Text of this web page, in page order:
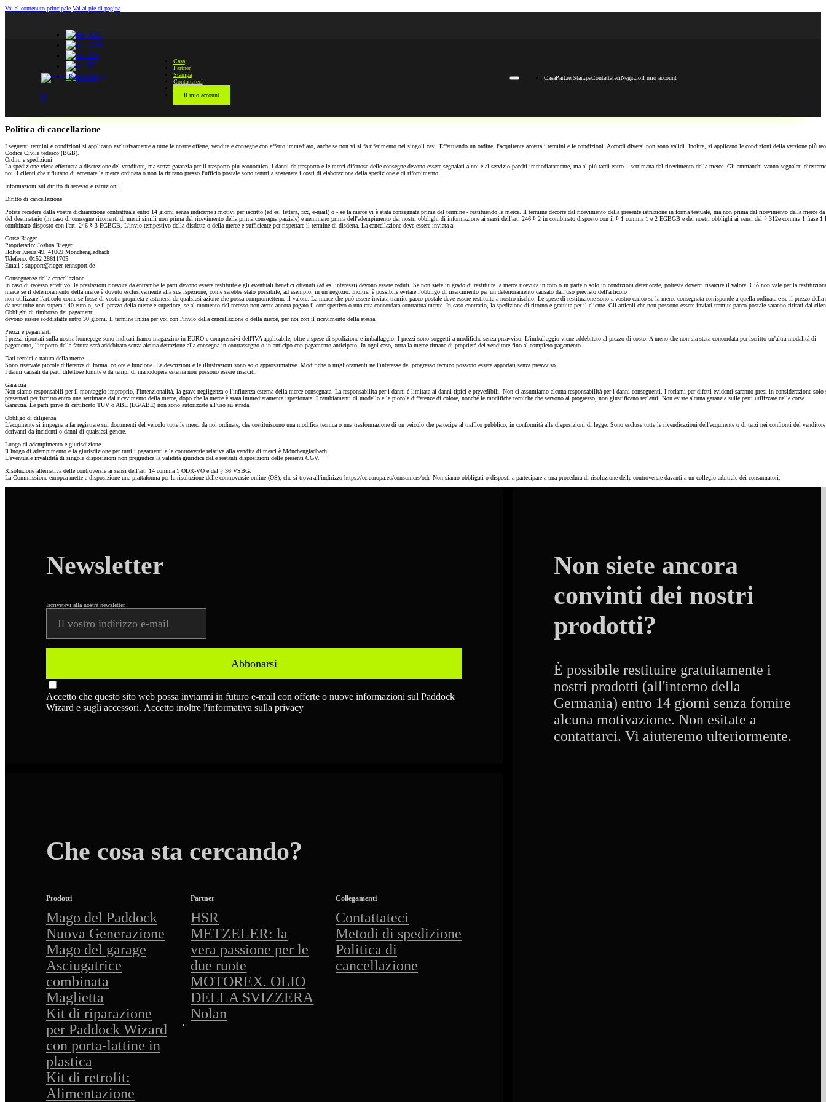
Vai al contenuto principale Vai al piè di pagina
0
Casa
Partner
Stampa
Contattateci
Il mio account
CasaPartnerStampaContattateciNegozioIl mio account
Politica di cancellazione
I seguenti termini e condizioni si applicano esclusivamente a tutte le nostre offerte, vendite e consegne con effetto immediato, anche se non vi si fa riferimento nei singoli casi. Effettuando un ordine, l'acquirente accetta i termini e le condizioni. Accordi diversi non sono validi. Inoltre, si applicano le condizioni della versione più
Codice Civile tedesco (BGB).
Ordini e spedizioni
La spedizione viene effettuata a discrezione del venditore, ma senza garanzia per il trasporto più economico. I danni da trasporto e le merci difettose delle consegne devono essere segnalati a noi e al servizio pacchi immediatamente, ma al più tardi entro 1 settimana dal ricevimento della merce. Gli ammanchi vanno segnalati
noi. I clienti che rifiutano di accettare la merce ordinata o non la ritirano presso l'ufficio postale sono tenuti a sostenere i costi di elaborazione della spedizione e di rifornimento.
Informazioni sul diritto di recesso e istruzioni:
Diritto di cancellazione
Potete recedere dalla vostra dichiarazione contrattuale entro 14 giorni senza indicarne i motivi per iscritto (ad es. lettera, fax, e-mail) o - se la merce vi è stata consegnata prima del termine - restituendo la merce. Il termine decorre dal ricevimento della presente istruzione in forma testuale, ma non prima del ricevimento della merce da
del destinatario (in caso di consegne ricorrenti di merci simili non prima del ricevimento della prima consegna parziale) e nemmeno prima dell'adempimento dei nostri obblighi di informazione ai sensi dell'art. 246 § 2 in combinato disposto con il § 1 comma 1 e 2 EGBGB e dei nostri obblighi ai sensi del § 312e comma 1 frase
combinato disposto con l'art. 246 § 3 EGBGB. L'invio tempestivo della disdetta o della merce è sufficiente per rispettare il termine di disdetta. La cancellazione deve essere inviata a:
Corse Rieger
Proprietario: Joshua Rieger
Holter Kreuz 49, 41069 Mönchengladbach
Telefono: 0152 28611705
Email : support@rieger-rennsport.de
Conseguenze della cancellazione
In caso di recesso effettivo, le prestazioni ricevute da entrambe le parti devono essere restituite e gli eventuali benefici ottenuti (ad es. interessi) devono essere ceduti. Se non siete in grado di restituire la merce ricevuta in toto o in parte o solo in condizioni deteriorate, potreste doverci risarcire il valore. Ciò non vale per la
merce se il deterioramento della merce è dovuto esclusivamente alla sua ispezione, come sarebbe stato possibile, ad esempio, in un negozio. Inoltre, è possibile evitare l'obbligo di risarcimento per un deterioramento causato dall'uso previsto dell'articolo
non utilizzare l'articolo come se fosse di vostra proprietà e astenersi da qualsiasi azione che possa comprometterne il valore. La merce che può essere inviata tramite pacco postale deve essere restituita a nostro rischio. Le spese di restituzione sono a vostro carico se la merce consegnata corrisponde a quella ordinata e se il prezzo della
da restituire non supera i 40 euro o, se il prezzo della merce è superiore, se al momento del recesso non avete ancora pagato il corrispettivo o una rata concordata contrattualmente. In caso contrario, la spedizione di ritorno è gratuita per il cliente. Gli articoli che non possono essere inviati tramite pacco postale saranno ritirati dal
Obblighi di rimborso dei pagamenti
devono essere soddisfatte entro 30 giorni. Il termine inizia per voi con l'invio della cancellazione o della merce, per noi con il ricevimento della stessa.
Prezzi e pagamenti
I prezzi riportati sulla nostra homepage sono indicati franco magazzino in EURO e comprensivi dell'IVA applicabile, oltre a spese di spedizione e imballaggio. I prezzi sono soggetti a modifiche senza preavviso. L'imballaggio viene addebitato al prezzo di costo. A meno che non sia stata concordata per iscritto un'altra modalità di
pagamento, l'importo della fattura sarà addebitato senza alcuna detrazione alla consegna in contrassegno o in anticipo con pagamento anticipato. In ogni caso, tutta la merce rimane di proprietà del venditore fino al completo pagamento.
Dati tecnici e natura della merce
Sono riservate piccole differenze di forma, colore e funzione. Le descrizioni e le illustrazioni sono solo approssimative. Modifiche o miglioramenti nell'interesse del progresso tecnico possono essere apportati senza preavviso.
I danni causati da parti difettose fornite e da tempi di manodopera esterna non possono essere risarciti.
Garanzia
Non siamo responsabili per il montaggio improprio, l'intenzionalità, la grave negligenza o l'influenza esterna della merce consegnata. La responsabilità per i danni è limitata ai danni tipici e prevedibili. Non ci assumiamo alcuna responsabilità per i danni conseguenti. I reclami per difetti evidenti saranno presi in considerazione solo
presentati per iscritto entro una settimana dal ricevimento della merce, dopo che la merce è stata immediatamente ispezionata. I cambiamenti di modello e le piccole differenze di colore, nonché le modifiche tecniche che servono al progresso, non giustificano reclami. Non esiste alcuna garanzia sulle parti utilizzate nelle corse.
Garanzia. Le parti prive di certificato TÜV o ABE (EG/ABE) non sono autorizzate all'uso su strada.
Obbligo di diligenza
L'acquirente si impegna a far registrare sui documenti del veicolo tutte le merci da noi ordinate, che costituiscono una modifica tecnica o una trasformazione di un veicolo che partecipa al traffico pubblico, in conformità alle disposizioni di legge. Sono escluse tutte le rivendicazioni dell'acquirente o di terzi nei confronti del venditore
derivanti da incidenti o danni di qualsiasi genere.
Luogo di adempimento e giurisdizione
Il luogo di adempimento e la giurisdizione per tutti i pagamenti e le controversie relative alla vendita di merci è Mönchengladbach.
L'eventuale invalidità di singole disposizioni non pregiudica la validità giuridica delle restanti disposizioni delle presenti CGV.
Risoluzione alternativa delle controversie ai sensi dell'art. 14 comma 1 ODR-VO e del § 36 VSBG:
La Commissione europea mette a disposizione una piattaforma per la risoluzione delle controversie online (OS), che si trova all'indirizzo https://ec.europa.eu/consumers/odr. Non siamo obbligati o disposti a partecipare a una procedura di risoluzione delle controversie davanti a un collegio arbitrale dei consumatori.
Newsletter
Iscrivetevi alla nostra newsletter.
Abbonarsi
Accetto che questo sito web possa inviarmi in futuro e-mail con offerte o nuove informazioni sul Paddock
Wizard e sugli accessori. Accetto inoltre l'informativa sulla privacy
Non siete ancora
convinti dei nostri
prodotti?
È possibile restituire gratuitamente i
nostri prodotti (all'interno della
Germania) entro 14 giorni senza fornire
alcuna motivazione. Non esitate a
contattarci. Vi aiuteremo ulteriormente.
Che cosa sta cercando?
Prodotti
Mago del Paddock
Nuova Generazione
Mago del garage
Asciugatrice
combinata
Maglietta
Kit di riparazione
per Paddock Wizard
con porta-lattine in
plastica
Kit di retrofit:
Alimentazione
Partner
HSR
METZELER: la
vera passione per le
due ruote
MOTOREX. OLIO
DELLA SVIZZERA
Nolan
Collegamenti
Contattateci
Metodi di spedizione
Politica di
cancellazione